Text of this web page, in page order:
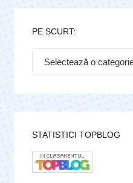
PE SCURT:
STATISTICI TOPBLOG